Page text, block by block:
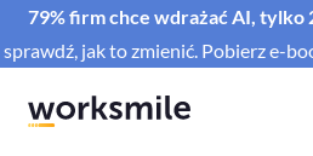
79% firm chce wdrażać AI, tylko
sprawdź, jak to zmienić. Pobierz e-